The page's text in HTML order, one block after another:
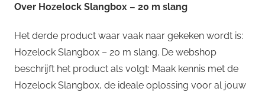
Over Hozelock Slangbox – 20 m slang
Het derde product waar vaak naar gekeken wordt is:
Hozelock Slangbox – 20 m slang. De webshop
beschrijft het product als volgt: Maak kennis met de
Hozelock Slangbox, de ideale oplossing voor al jouw